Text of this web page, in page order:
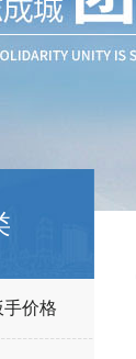
手价格